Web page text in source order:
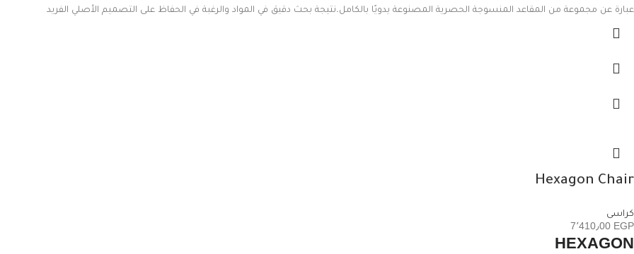
عبارة عن مجموعة من المقاعد المنسوجة الحصرية المصنوعة يدويًا بالكامل.نتيجة بحث دقيق في المواد والرغبة في الحفاظ على التصميم الأصلي الفريد
Hexagon Chair
كراسى
7٬410٫00 EGP
HEXAGON